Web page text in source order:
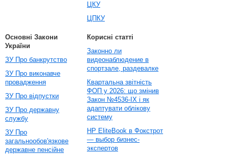
ЦКУ
ЦПКУ
Основні Закони
України
ЗУ Про банкрутство
ЗУ Про виконавче
провадження
ЗУ Про відпустки
ЗУ Про державну
службу
ЗУ Про
загальнообов'язкове
державне пенсійне
Корисні статті
Законно ли
видеонаблюдение в
спортзале, раздевалке
Квартальна звітність
ФОП у 2026: що змінив
Закон №4536-IX і як
адаптувати облікову
систему
HP EliteBook в Фокстрот
— выбор бизнес-
экспертов